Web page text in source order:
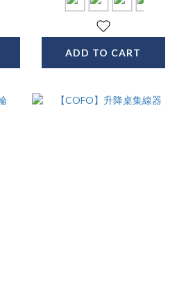
ADD TO CART